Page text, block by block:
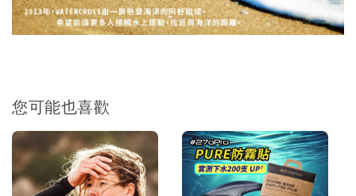
您可能也喜歡